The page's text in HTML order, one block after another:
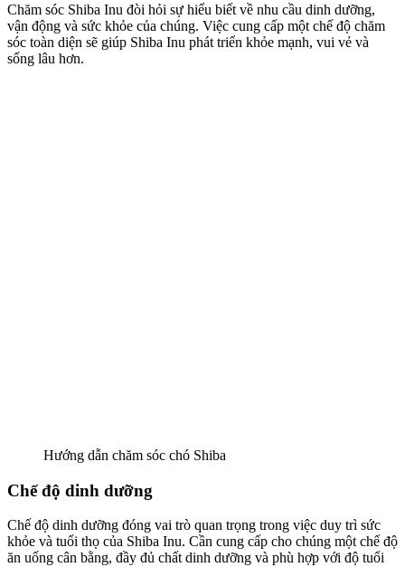
Chăm sóc Shiba Inu đòi hỏi sự hiểu biết về nhu cầu dinh dưỡng,
vận động và sức khỏe của chúng. Việc cung cấp một chế độ chăm
sóc toàn diện sẽ giúp Shiba Inu phát triển khỏe mạnh, vui vẻ và
sống lâu hơn.
Hướng dẫn chăm sóc chó Shiba
Chế độ dinh dưỡng
Chế độ dinh dưỡng đóng vai trò quan trọng trong việc duy trì sức
khỏe và tuổi thọ của Shiba Inu. Cần cung cấp cho chúng một chế độ
ăn uống cân bằng, đầy đủ chất dinh dưỡng và phù hợp với độ tuổi